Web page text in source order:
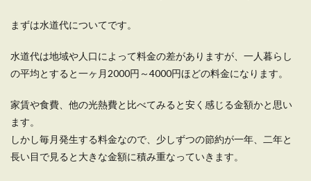
まずは水道代についてです。
水道代は地域や人口によって料金の差がありますが、一人暮らし
の平均とすると一ヶ月2000円～4000円ほどの料金になります。
家賃や食費、他の光熱費と比べてみると安く感じる金額かと思い
ます。
しかし毎月発生する料金なので、少しずつの節約が一年、二年と
長い目で見ると大きな金額に積み重なっていきます。